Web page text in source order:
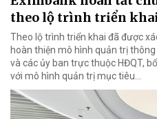
theo lộ trình triển
Theo lộ trình triển khai đã được
hoàn thiện mô hình quản trị
và các ủy ban trực thuộc HĐQT,
với mô hình quản trị mục tiêu...